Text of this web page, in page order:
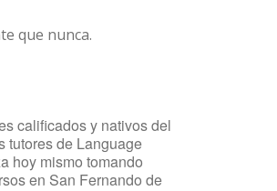
que nunca.
calificados y nativos del
tutores de Language
hoy mismo tomando
en San Fernando de